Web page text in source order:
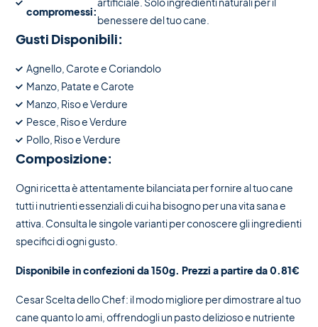
compromessi:
benessere del tuo cane.
Gusti Disponibili:
Agnello, Carote e Coriandolo
Manzo, Patate e Carote
Manzo, Riso e Verdure
Pesce, Riso e Verdure
Pollo, Riso e Verdure
Composizione:
Ogni ricetta è attentamente bilanciata per fornire al tuo cane
tutti i nutrienti essenziali di cui ha bisogno per una vita sana e
attiva. Consulta le singole varianti per conoscere gli ingredienti
specifici di ogni gusto.
Disponibile in confezioni da 150g. Prezzi a partire da 0.81€
Cesar Scelta dello Chef: il modo migliore per dimostrare al tuo
cane quanto lo ami, offrendogli un pasto delizioso e nutriente